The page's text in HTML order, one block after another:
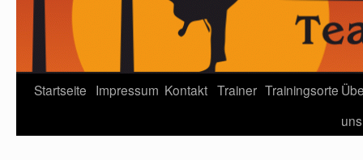
Startseite Impressum Kontakt Trainer Trainingsorte
uns